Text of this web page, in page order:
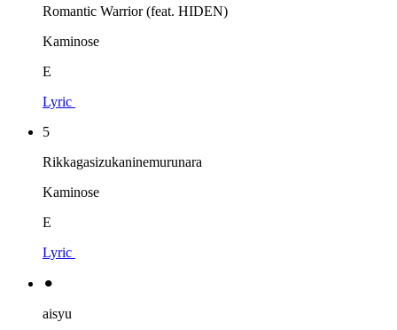
Romantic Warrior (feat. HIDEN)
Kaminose
E
Lyric
5
Rikkagasizukaninemurunara
Kaminose
E
Lyric
⚫︎
aisyu